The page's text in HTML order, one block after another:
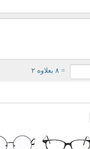
= ۸ بعلاوه ۲